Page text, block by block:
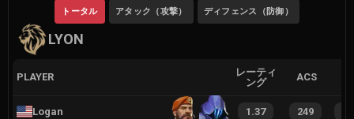
LYON
トータル アタック（攻撃） ディフェンス（防御）
PLAYER
レーティ
ング
ACS
Logan 1.37 249